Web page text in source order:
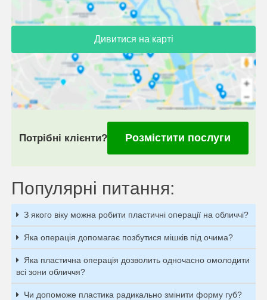
Дивитися на карті
Потрібні клієнти? Розмістити послуги
Популярні питання:
З якого віку можна робити пластичні операції на обличчі?
Яка операція допомагає позбутися мішків під очима?
Яка пластична операція дозволить одночасно омолодити
всі зони обличчя?
Чи допоможе пластика радикально змінити форму губ?